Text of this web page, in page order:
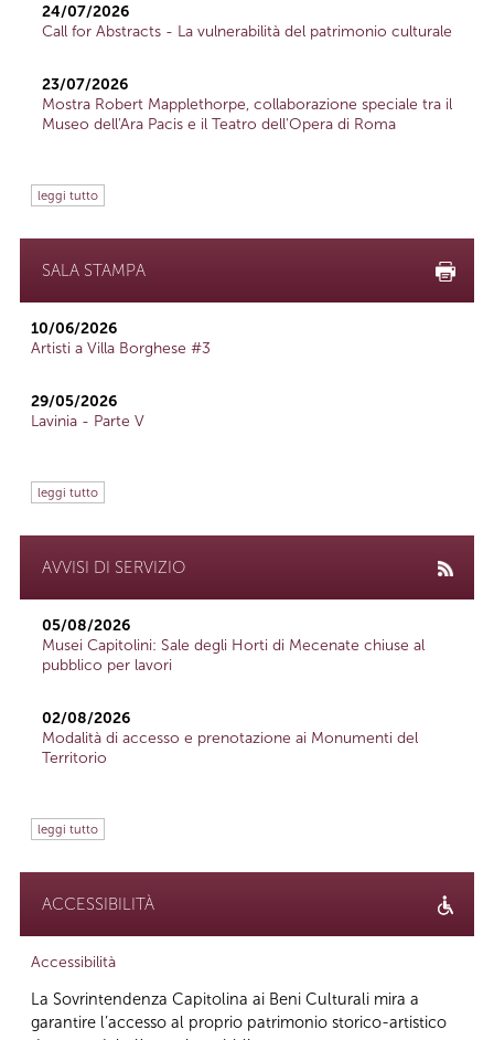
24/07/2026
Call for Abstracts - La vulnerabilità del patrimonio culturale
23/07/2026
Mostra Robert Mapplethorpe, collaborazione speciale tra il
Museo dell'Ara Pacis e il Teatro dell'Opera di Roma
leggi tutto
SALA STAMPA
10/06/2026
Artisti a Villa Borghese #3
29/05/2026
Lavinia - Parte V
leggi tutto
AVVISI DI SERVIZIO
05/08/2026
Musei Capitolini: Sale degli Horti di Mecenate chiuse al
pubblico per lavori
02/08/2026
Modalità di accesso e prenotazione ai Monumenti del
Territorio
leggi tutto
ACCESSIBILITÀ
Accessibilità
La Sovrintendenza Capitolina ai Beni Culturali mira a
garantire l’accesso al proprio patrimonio storico-artistico